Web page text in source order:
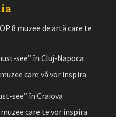
8 muzee de artă care te
see” în Cluj-Napoca
care vă vor inspira
see” în Craiova
care te vor inspira